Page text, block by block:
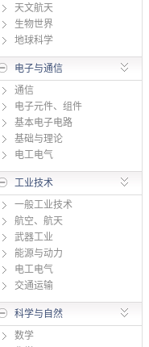
天文航天
生物世界
地球科学
电子与通信
通信
电子元件、组件
基本电子电路
基础与理论
电工电气
工业技术
一般工业技术
航空、航天
武器工业
能源与动力
电工电气
交通运输
科学与自然
数学